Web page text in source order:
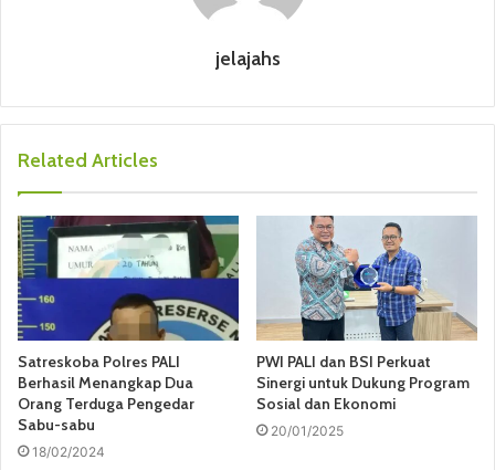
jelajahs
Related Articles
Satreskoba Polres PALI
Berhasil Menangkap Dua
Orang Terduga Pengedar
Sabu-sabu
18/02/2024
PWI PALI dan BSI Perkuat
Sinergi untuk Dukung Program
Sosial dan Ekonomi
20/01/2025